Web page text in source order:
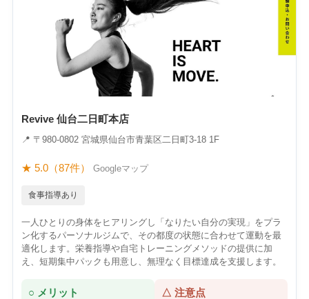
Revive 仙台二日町本店
📍 〒980-0802 宮城県仙台市青葉区二日町3-18 1F
★ 5.0（87件） Googleマップ
食事指導あり
一人ひとりの身体をヒアリングし「なりたい自分の実現」をプラ
ン化するパーソナルジムで、その都度の状態に合わせて運動を最
適化します。栄養指導や自宅トレーニングメソッドの提供に加
え、短期集中パックも用意し、無理なく目標達成を支援します。
○ メリット
△ 注意点